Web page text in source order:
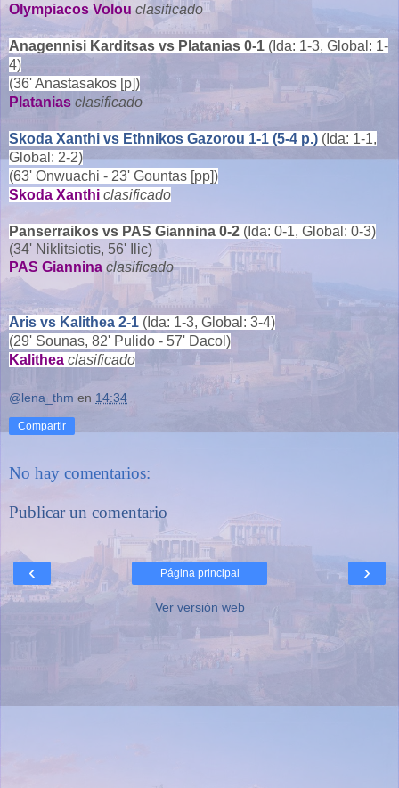
Olympiacos Volou clasificado
Anagennisi Karditsas vs Platanias 0-1 (Ida: 1-3, Global: 1-
4)
(36' Anastasakos [p])
Platanias clasificado
Skoda Xanthi vs Ethnikos Gazorou 1-1 (5-4 p.) (Ida: 1-1,
Global: 2-2)
(63' Onwuachi - 23' Gountas [pp])
Skoda Xanthi clasificado
Panserraikos vs PAS Giannina 0-2 (Ida: 0-1, Global: 0-3)
(34' Niklitsiotis, 56' Ilic)
PAS Giannina clasificado
Aris vs Kalithea 2-1 (Ida: 1-3, Global: 3-4)
(29' Sounas, 82' Pulido - 57' Dacol)
Kalithea clasificado
@lena_thm en 14:34
Compartir
No hay comentarios:
Publicar un comentario
‹ ›
Página principal
Ver versión web